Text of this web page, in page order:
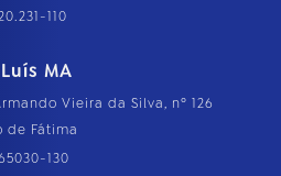
110
MA
Vieira da Silva, nº 126
de Fátima
130